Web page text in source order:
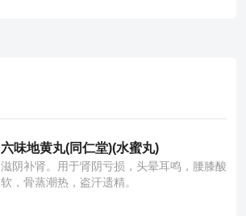
六味地黄丸(同仁堂)(水蜜丸)
滋阴补肾。用于肾阴亏损，头晕耳鸣，腰膝酸
软，骨蒸潮热，盗汗遗精。